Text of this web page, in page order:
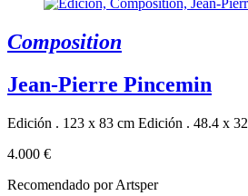
Composition
Jean-Pierre Pincemin
Edición . 123 x 83 cm Edición . 48.4 x
4.000 €
Recomendado por Artsper